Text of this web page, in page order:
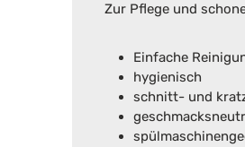
Zur Pflege und
Einfache
hygienisch
schnitt- und